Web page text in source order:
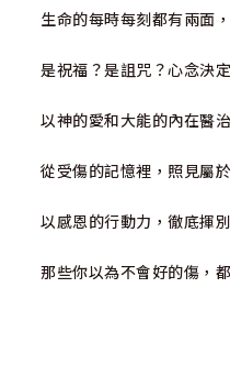
生命的每時每刻都有兩面，
是祝福？是詛咒？心念決
以神的愛和大能的內在醫治
從受傷的記憶裡，照見屬
以感恩的行動力，徹底揮
那些你以為不會好的傷，